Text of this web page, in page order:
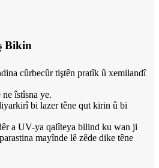
Bikin
cûrbecûr tiştên pratîk û xemilandî
îstîsna ye.
bi lazer têne qut kirin û bi
a UV-ya qalîteya bilind ku wan ji
mayînde lê zêde dike têne